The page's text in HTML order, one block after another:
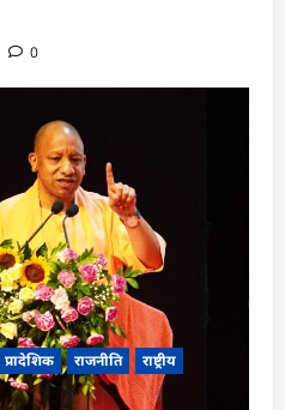
0
प्रादेशिक राजनीति
राष्ट्रीय